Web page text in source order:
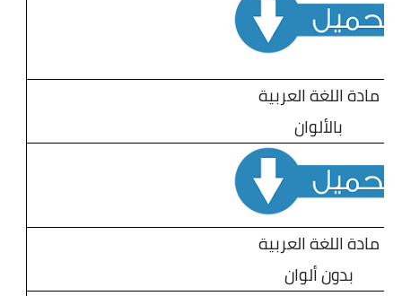
مادة اللغة العربية
بالألوان
مادة اللغة العربية
بدون ألوان